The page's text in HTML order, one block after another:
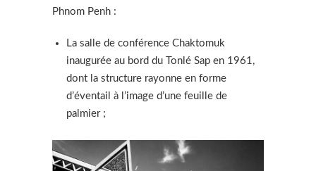
Phnom Penh :
La salle de conférence Chaktomuk
inaugurée au bord du Tonlé Sap en 1961,
dont la structure rayonne en forme
d’éventail à l’image d’une feuille de
palmier ;